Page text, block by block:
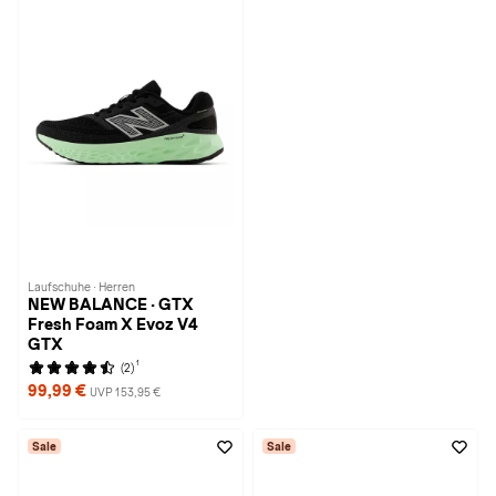
Laufschuhe · Herren
NEW BALANCE · GTX
Fresh Foam X Evoz V4
GTX
(2) 1
99,99 € UVP 153,95 €
Sale Sale